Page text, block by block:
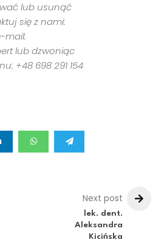
lub usunąć
się z nami:
mail:
lub dzwoniąc
+48 698 291 154
Next post
lek. dent.
Aleksandra
Kicińska